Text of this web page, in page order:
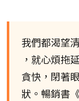
我們都渴望
，就心煩拖
貪快，閉著
狀。暢銷書